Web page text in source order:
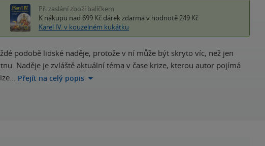
Při zaslání zboží balíčkem
K nákupu nad 699 Kč dárek zdarma v hodnotě 249 Kč
Karel IV. v kouzelném kukátku
podobě lidské naděje, protože v ní může být skryto víc, než jen
Naděje je zvláště aktuální téma v čase krize, kterou autor pojímá
Přejít na celý popis